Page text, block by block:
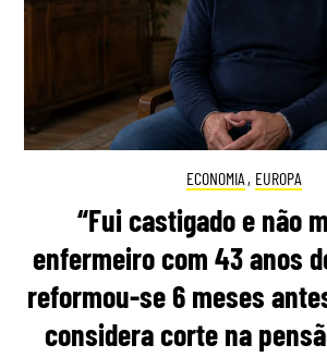
ECONOMIA , EUROPA
“Fui castigado e não
enfermeiro com 43 anos
reformou-se 6 meses
considera corte na